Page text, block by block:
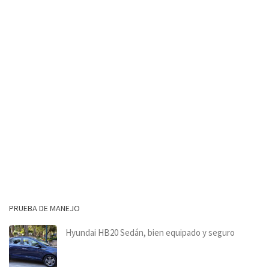
PRUEBA DE MANEJO
Hyundai HB20 Sedán, bien equipado y seguro